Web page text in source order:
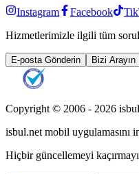
Instagram Facebook
Hizmetlerimizle ilgili tüm
E-posta Gönderin Bizi Arayın
Copyright © 2006 - 2026
isbul.net mobil uygulamasını
Hiçbir güncellemeyi